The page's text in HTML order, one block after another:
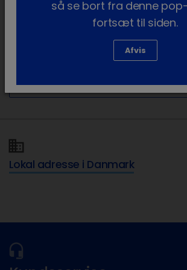
Smertebehandling hos grise
Lokal adresse i Danmark
så se bort fra denne
fortsæt til siden.
Afvis